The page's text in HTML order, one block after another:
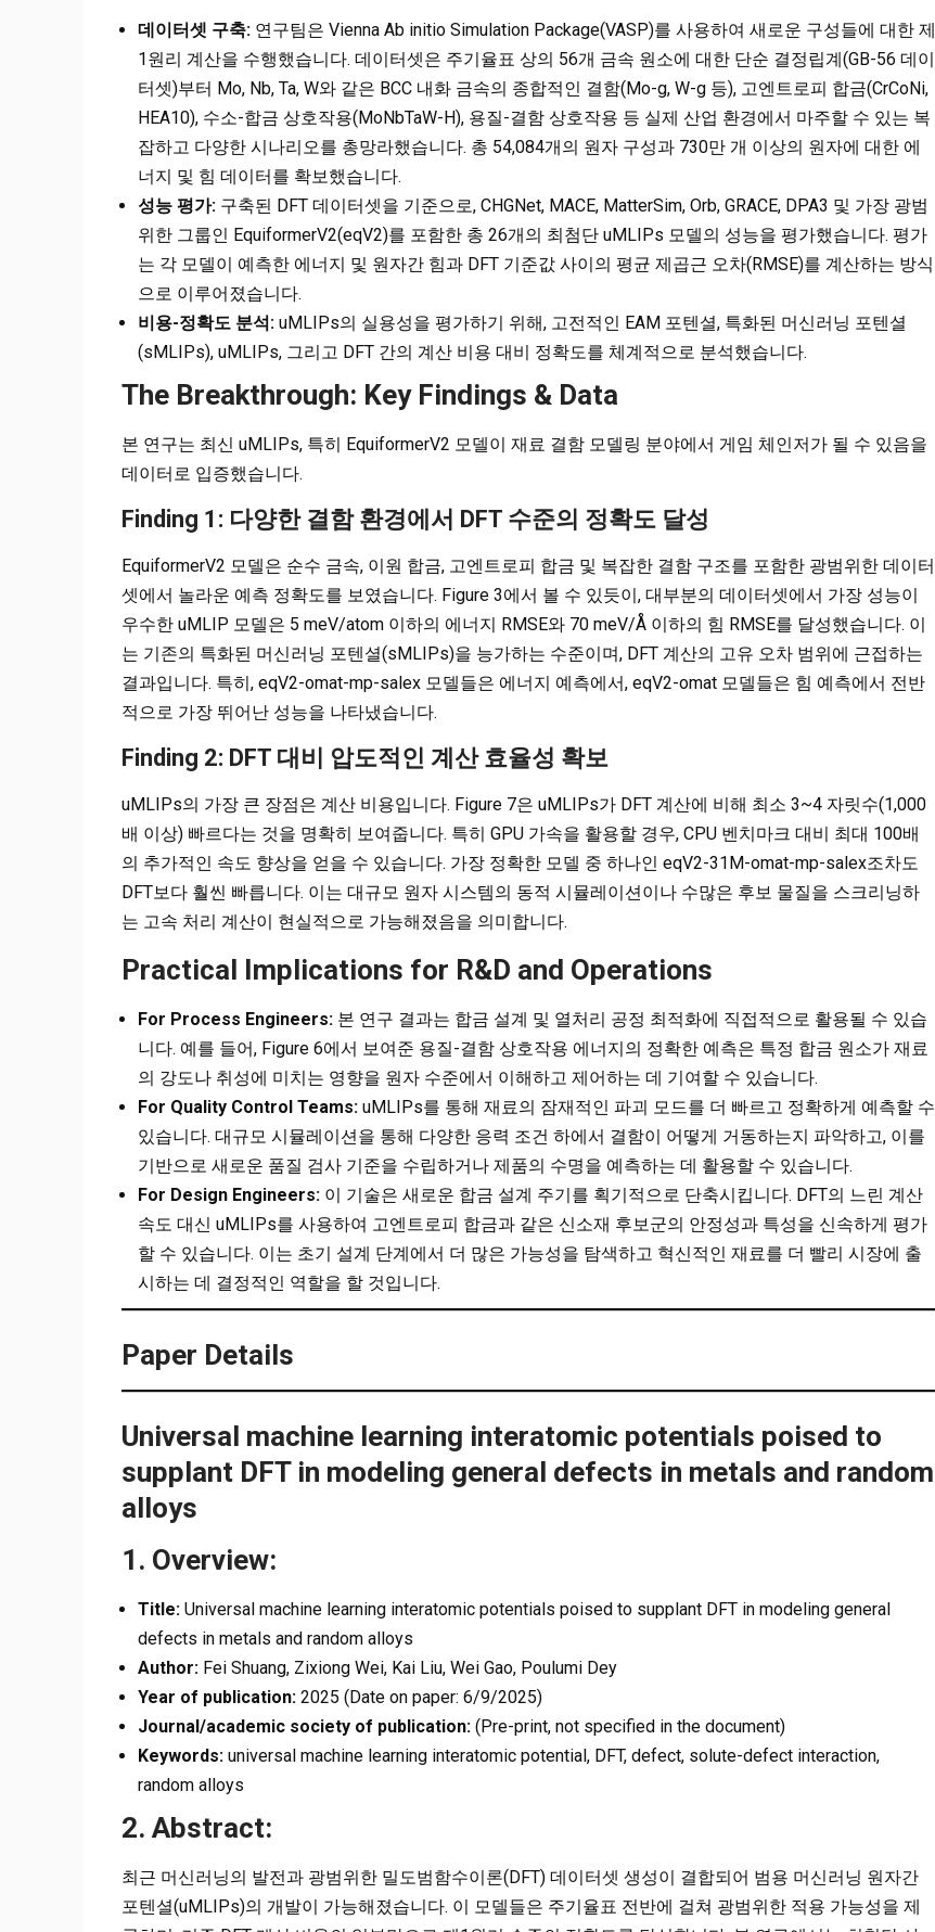
데이터셋 구축: 연구팀은 Vienna Ab initio Simulation Package(VASP)를 사용하여 새로운 구성들에 대한 제
1원리 계산을 수행했습니다. 데이터셋은 주기율표 상의 56개 금속 원소에 대한 단순 결정립계(GB-56 데이
터셋)부터 Mo, Nb, Ta, W와 같은 BCC 내화 금속의 종합적인 결함(Mo-g, W-g 등), 고엔트로피 합금(CrCoNi,
HEA10), 수소-합금 상호작용(MoNbTaW-H), 용질-결함 상호작용 등 실제 산업 환경에서 마주할 수 있는 복
잡하고 다양한 시나리오를 총망라했습니다. 총 54,084개의 원자 구성과 730만 개 이상의 원자에 대한 에
너지 및 힘 데이터를 확보했습니다.
성능 평가: 구축된 DFT 데이터셋을 기준으로, CHGNet, MACE, MatterSim, Orb, GRACE, DPA3 및 가장 광범
위한 그룹인 EquiformerV2(eqV2)를 포함한 총 26개의 최첨단 uMLIPs 모델의 성능을 평가했습니다. 평가
는 각 모델이 예측한 에너지 및 원자간 힘과 DFT 기준값 사이의 평균 제곱근 오차(RMSE)를 계산하는 방식
으로 이루어졌습니다.
비용-정확도 분석: uMLIPs의 실용성을 평가하기 위해, 고전적인 EAM 포텐셜, 특화된 머신러닝 포텐셜
(sMLIPs), uMLIPs, 그리고 DFT 간의 계산 비용 대비 정확도를 체계적으로 분석했습니다.
The Breakthrough: Key Findings & Data
본 연구는 최신 uMLIPs, 특히 EquiformerV2 모델이 재료 결함 모델링 분야에서 게임 체인저가 될 수 있음을
데이터로 입증했습니다.
Finding 1: 다양한 결함 환경에서 DFT 수준의 정확도 달성
EquiformerV2 모델은 순수 금속, 이원 합금, 고엔트로피 합금 및 복잡한 결함 구조를 포함한 광범위한 데이터
셋에서 놀라운 예측 정확도를 보였습니다. Figure 3에서 볼 수 있듯이, 대부분의 데이터셋에서 가장 성능이
우수한 uMLIP 모델은 5 meV/atom 이하의 에너지 RMSE와 70 meV/Å 이하의 힘 RMSE를 달성했습니다. 이
는 기존의 특화된 머신러닝 포텐셜(sMLIPs)을 능가하는 수준이며, DFT 계산의 고유 오차 범위에 근접하는
결과입니다. 특히, eqV2-omat-mp-salex 모델들은 에너지 예측에서, eqV2-omat 모델들은 힘 예측에서 전반
적으로 가장 뛰어난 성능을 나타냈습니다.
Finding 2: DFT 대비 압도적인 계산 효율성 확보
uMLIPs의 가장 큰 장점은 계산 비용입니다. Figure 7은 uMLIPs가 DFT 계산에 비해 최소 3~4 자릿수(1,000
배 이상) 빠르다는 것을 명확히 보여줍니다. 특히 GPU 가속을 활용할 경우, CPU 벤치마크 대비 최대 100배
의 추가적인 속도 향상을 얻을 수 있습니다. 가장 정확한 모델 중 하나인 eqV2-31M-omat-mp-salex조차도
DFT보다 훨씬 빠릅니다. 이는 대규모 원자 시스템의 동적 시뮬레이션이나 수많은 후보 물질을 스크리닝하
는 고속 처리 계산이 현실적으로 가능해졌음을 의미합니다.
Practical Implications for R&D and Operations
For Process Engineers: 본 연구 결과는 합금 설계 및 열처리 공정 최적화에 직접적으로 활용될 수 있습
니다. 예를 들어, Figure 6에서 보여준 용질-결함 상호작용 에너지의 정확한 예측은 특정 합금 원소가 재료
의 강도나 취성에 미치는 영향을 원자 수준에서 이해하고 제어하는 데 기여할 수 있습니다.
For Quality Control Teams: uMLIPs를 통해 재료의 잠재적인 파괴 모드를 더 빠르고 정확하게 예측할 수
있습니다. 대규모 시뮬레이션을 통해 다양한 응력 조건 하에서 결함이 어떻게 거동하는지 파악하고, 이를
기반으로 새로운 품질 검사 기준을 수립하거나 제품의 수명을 예측하는 데 활용할 수 있습니다.
For Design Engineers: 이 기술은 새로운 합금 설계 주기를 획기적으로 단축시킵니다. DFT의 느린 계산
속도 대신 uMLIPs를 사용하여 고엔트로피 합금과 같은 신소재 후보군의 안정성과 특성을 신속하게 평가
할 수 있습니다. 이는 초기 설계 단계에서 더 많은 가능성을 탐색하고 혁신적인 재료를 더 빨리 시장에 출
시하는 데 결정적인 역할을 할 것입니다.
Paper Details
Universal machine learning interatomic potentials poised to
supplant DFT in modeling general defects in metals and random
alloys
1. Overview:
Title: Universal machine learning interatomic potentials poised to supplant DFT in modeling general
defects in metals and random alloys
Author: Fei Shuang, Zixiong Wei, Kai Liu, Wei Gao, Poulumi Dey
Year of publication: 2025 (Date on paper: 6/9/2025)
Journal/academic society of publication: (Pre-print, not specified in the document)
Keywords: universal machine learning interatomic potential, DFT, defect, solute-defect interaction,
random alloys
2. Abstract:
최근 머신러닝의 발전과 광범위한 밀도범함수이론(DFT) 데이터셋 생성이 결합되어 범용 머신러닝 원자간
포텐셜(uMLIPs)의 개발이 가능해졌습니다. 이 모델들은 주기율표 전반에 걸쳐 광범위한 적용 가능성을 제